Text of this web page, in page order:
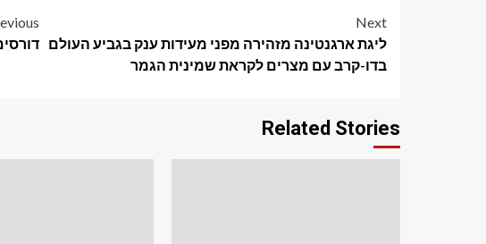
Post
navigation
Next
ליגת ארגנטינה מזהירה מפני מעידות ענק בגביע העולם
בדו-קרב עם מצרים לקראת שמינית הגמר
Related Stories